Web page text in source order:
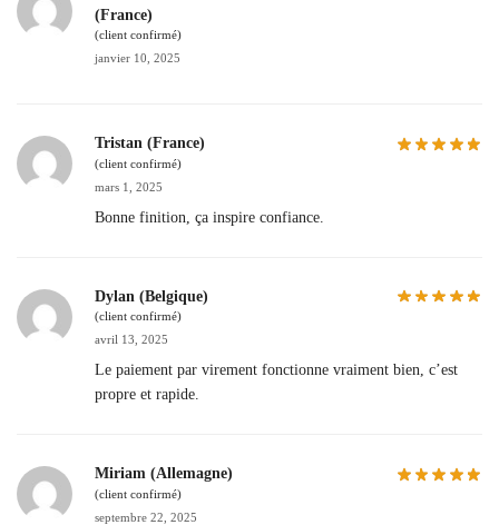
(France)
(client confirmé)
janvier 10, 2025
Tristan (France)
(client confirmé)
mars 1, 2025
Bonne finition, ça inspire confiance.
Dylan (Belgique)
(client confirmé)
avril 13, 2025
Le paiement par virement fonctionne vraiment bien, c’est
propre et rapide.
Miriam (Allemagne)
(client confirmé)
septembre 22, 2025